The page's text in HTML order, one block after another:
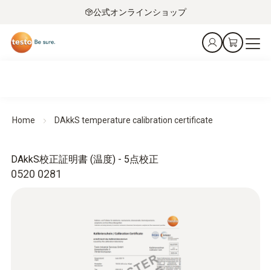
公式オンラインショップ
Home DAkkS temperature calibration certificate
0520 0281
DAkkS校正証明書 (温度) - 5点校正